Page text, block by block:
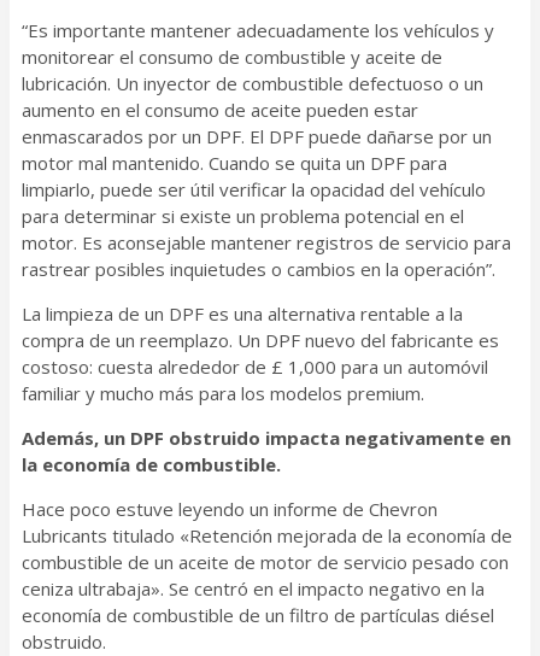
“Es importante mantener adecuadamente los vehículos y
monitorear el consumo de combustible y aceite de
lubricación. Un inyector de combustible defectuoso o un
aumento en el consumo de aceite pueden estar
enmascarados por un DPF. El DPF puede dañarse por un
motor mal mantenido. Cuando se quita un DPF para
limpiarlo, puede ser útil verificar la opacidad del vehículo
para determinar si existe un problema potencial en el
motor. Es aconsejable mantener registros de servicio para
rastrear posibles inquietudes o cambios en la operación”.
La limpieza de un DPF es una alternativa rentable a la
compra de un reemplazo. Un DPF nuevo del fabricante es
costoso: cuesta alrededor de £ 1,000 para un automóvil
familiar y mucho más para los modelos premium.
Además, un DPF obstruido impacta negativamente en
la economía de combustible.
Hace poco estuve leyendo un informe de Chevron
Lubricants titulado «Retención mejorada de la economía de
combustible de un aceite de motor de servicio pesado con
ceniza ultrabaja». Se centró en el impacto negativo en la
economía de combustible de un filtro de partículas diésel
obstruido.